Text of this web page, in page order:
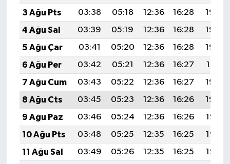
3 Ağu Pts
03:38 05:18 12:36 16:28
19:44
4 Ağu Sal
03:39 05:19 12:36 16:28
19:43
5 Ağu Çar
03:41 05:20 12:36 16:28
19:42
6 Ağu Per
03:42 05:21 12:36 16:27
19:41
7 Ağu Cum
03:43 05:22 12:36 16:27
19:40
8 Ağu Cts
03:45 05:23 12:36 16:26
19:39
9 Ağu Paz
03:46 05:24 12:36 16:26
19:37
10 Ağu Pts
03:48 05:25 12:35 16:25
19:36
11 Ağu Sal
03:49 05:26 12:35 16:25
19:35